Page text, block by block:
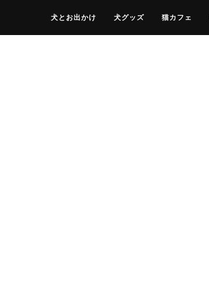
犬とお出かけ 犬グッズ 猫カフェ